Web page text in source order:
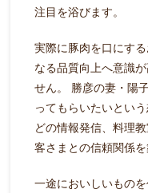
注目を浴びます。
実際に豚肉を口にす
なる品質向上へ意識
せん。
勝彦の妻・陽
ってもらいたいとい
どの情報発信、料理
客さまとの信頼関係を
一途においしいもの